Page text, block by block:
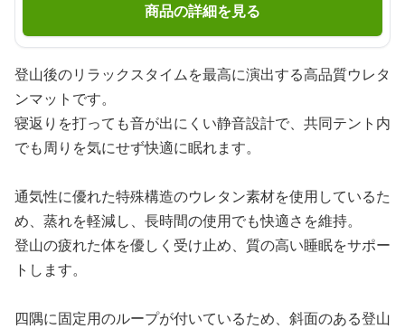
商品の詳細を見る
登山後のリラックスタイムを最高に演出する高品質ウレタ
ンマットです。
寝返りを打っても音が出にくい静音設計で、共同テント内
でも周りを気にせず快適に眠れます。
通気性に優れた特殊構造のウレタン素材を使用しているた
め、蒸れを軽減し、長時間の使用でも快適さを維持。
登山の疲れた体を優しく受け止め、質の高い睡眠をサポー
トします。
四隅に固定用のループが付いているため、斜面のある登山